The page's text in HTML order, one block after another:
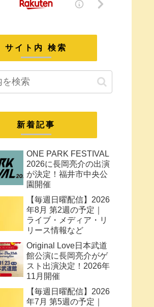
サイト内 検索
新着記事
ONE PARK FESTIVAL
2026に長岡亮介の出演
が決定！福井市中央公
園開催
【毎週日曜配信】2026
年8月 第2週の予定｜
ライブ・メディア・リ
リース情報など
Original Love日本武道
館公演に長岡亮介がゲ
スト出演決定！2026年
11月開催
【毎週日曜配信】2026
年7月 第5週の予定｜